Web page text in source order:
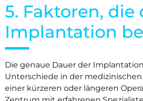
5. Faktoren,
Implantation
Die genaue Dauer der
Unterschiede in der medizinischen
einer kürzeren oder längeren